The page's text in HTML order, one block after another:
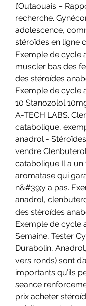
l’Outaouais –
recherche.
adolescence,
stéroïdes en ligne
Exemple de cycle
muscler bas des
des stéroïdes
Exemple de cycle
10 Stanozolol
A-TECH LABS.
catabolique,
anadrol -
vendre
catabolique Il a un
aromatase qui
n&#39;y a pas.
anadrol,
des stéroïdes
Exemple de cycle
Semaine, Tester
Durabolin,
vers ronds) sont
importants qu’ils
seance
prix acheter